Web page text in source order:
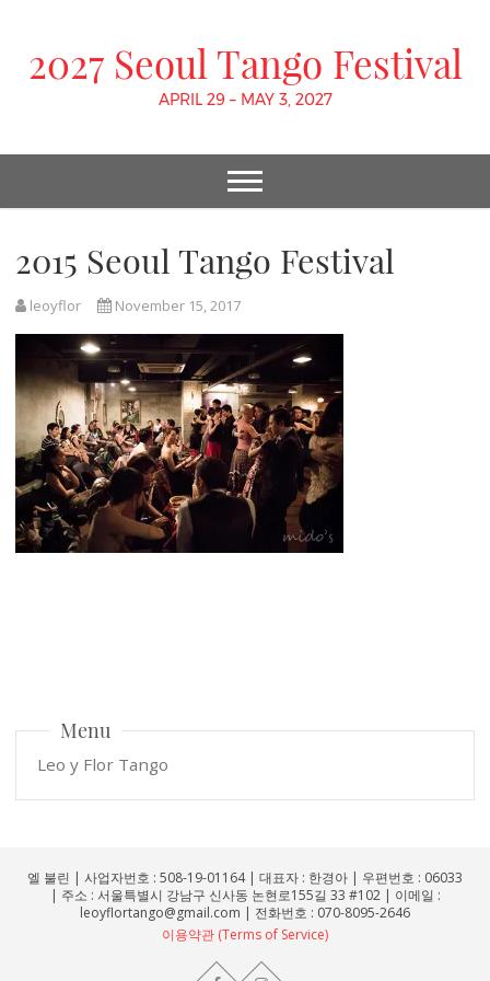
2027 Seoul Tango Festival
APRIL 29 – MAY 3, 2027
2015 Seoul Tango Festival
leoyflor November 15, 2017
Menu
Leo y Flor Tango
엘 불린 | 사업자번호 : 508-19-01164 | 대표자 : 한경아 | 우편번호 : 06033
| 주소 : 서울특별시 강남구 신사동 논현로155길 33 #102 | 이메일 :
leoyflortango@gmail.com | 전화번호 : 070-8095-2646
이용약관 (Terms of Service)